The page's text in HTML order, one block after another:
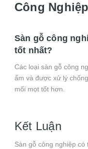
Công
Sàn gỗ công
tốt nhất?
Các loại sàn gỗ công
ẩm và được xử lý
mối mọt tốt hơn.
Kết Luận
Sàn gỗ công nghiệp